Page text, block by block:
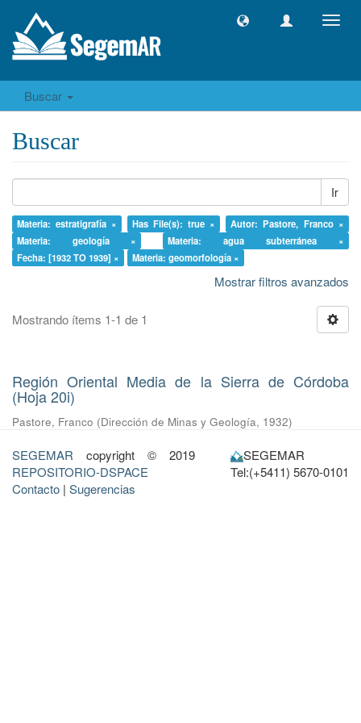
Buscar
Buscar
Ir
Materia: estratigrafía × Has File(s): true ×
Autor: Pastore, Franco ×
Materia: geología ×
Materia: agua subterránea ×
Fecha: [1932 TO 1939] ×
Materia: geomorfología ×
Mostrar filtros avanzados
Mostrando ítems 1-1 de 1
Región Oriental Media de la Sierra de Córdoba
(Hoja 20i)
Pastore, Franco (Dirección de Minas y Geología, 1932)
SEGEMAR copyright © 2019
REPOSITORIO-DSPACE
Contacto | Sugerencias
SEGEMAR
Tel:(+5411) 5670-0101